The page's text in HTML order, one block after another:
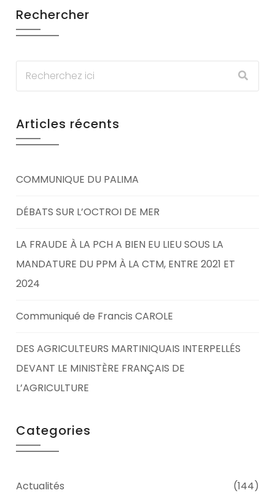
Rechercher
Articles récents
COMMUNIQUE DU PALIMA
DÉBATS SUR L’OCTROI DE MER
LA FRAUDE À LA PCH A BIEN EU LIEU SOUS LA
MANDATURE DU PPM À LA CTM, ENTRE 2021 ET
2024
Communiqué de Francis CAROLE
DES AGRICULTEURS MARTINIQUAIS INTERPELLÉS
DEVANT LE MINISTÈRE FRANÇAIS DE
L’AGRICULTURE
Categories
Actualités (144)